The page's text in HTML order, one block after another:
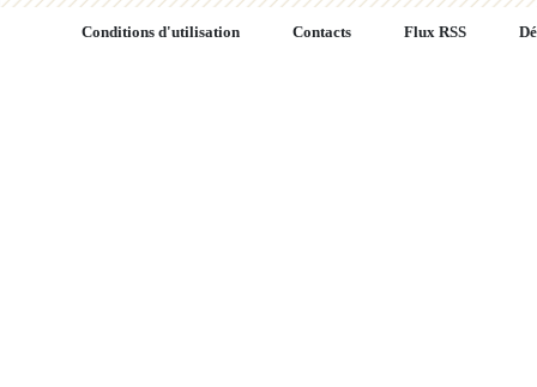
Conditions d'utilisation Contacts Flux RSS